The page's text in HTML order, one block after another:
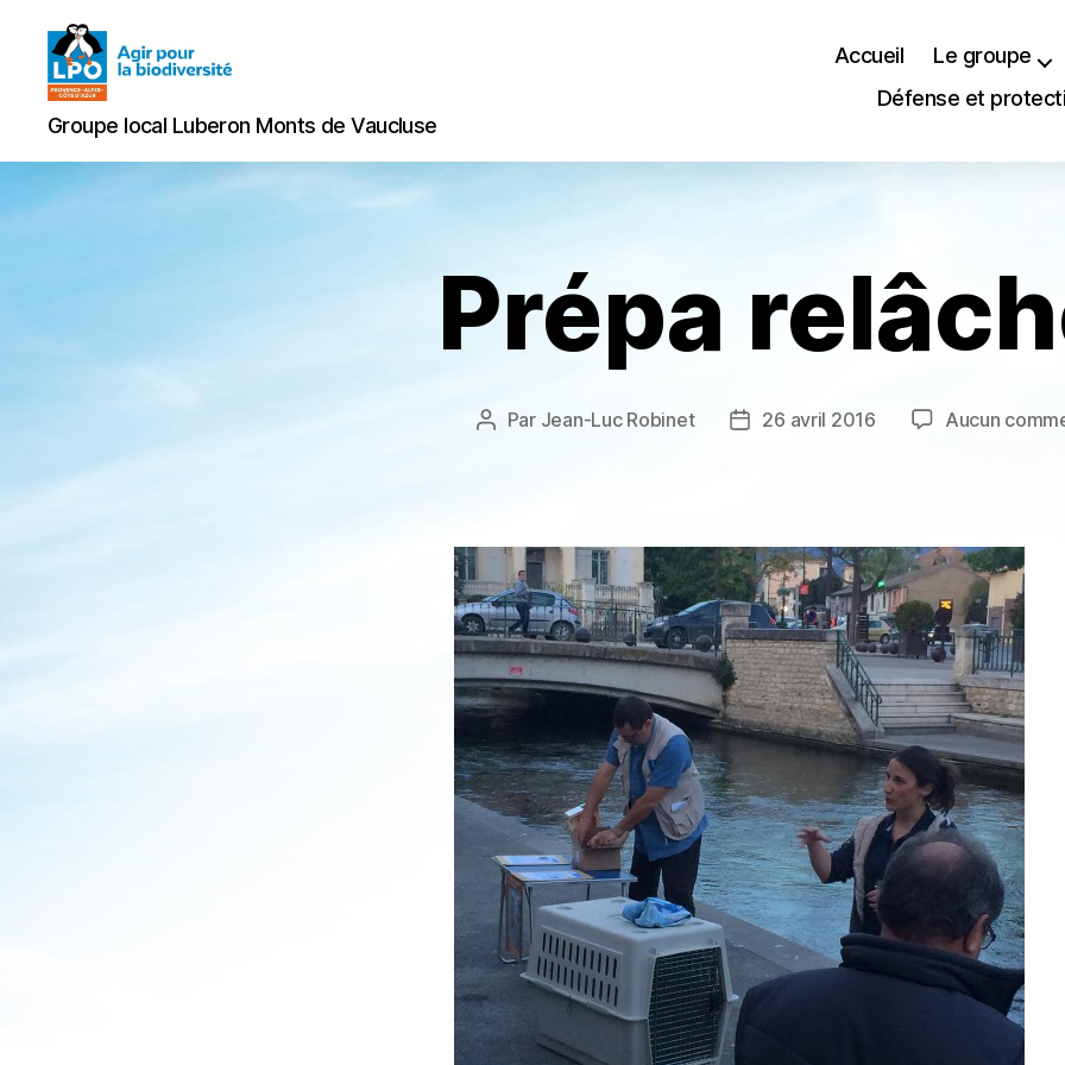
Groupe
local
Luberon
Groupe local Luberon Monts de Vaucluse
Accueil
Le groupe
Défense et
Prépa
Auteur
Par Jean-Luc Robinet
Date26 avril 2016 Aucun